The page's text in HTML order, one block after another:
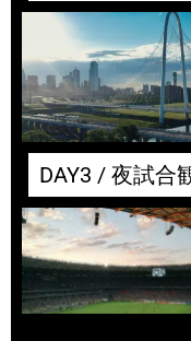
DAY3 / 夜試合